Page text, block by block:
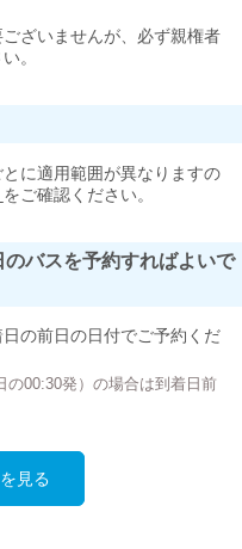
ざいませんが、必ず親権者
。
に適用範囲が異なりますの
をご確認ください。
バスを予約すればよいで
の前日の日付でご予約くだ
の00:30発）の場合は到着日前
見る